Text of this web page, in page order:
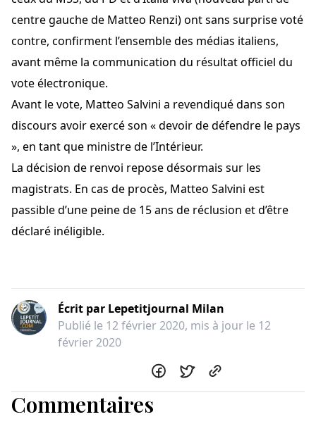
centre gauche de Matteo Renzi) ont sans surprise voté
contre, confirment l’ensemble des médias italiens,
avant même la communication du résultat officiel du
vote électronique.
Avant le vote, Matteo Salvini a revendiqué dans son
discours avoir exercé son « devoir de défendre le pays
», en tant que ministre de l’Intérieur.
La décision de renvoi repose désormais sur les
magistrats. En cas de procès, Matteo Salvini est
passible d’une peine de 15 ans de réclusion et d’être
déclaré inéligible.
Écrit par Lepetitjournal Milan
Publié le 12 février 2020, mis à jour le 12
février 2020
Commentaires